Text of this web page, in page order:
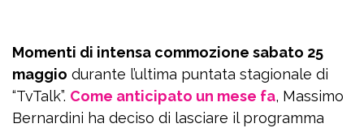
Momenti di intensa commozione sabato 25
maggio durante l’ultima puntata stagionale di
“TvTalk”. Come anticipato un mese fa, Massimo
Bernardini ha deciso di lasciare il programma